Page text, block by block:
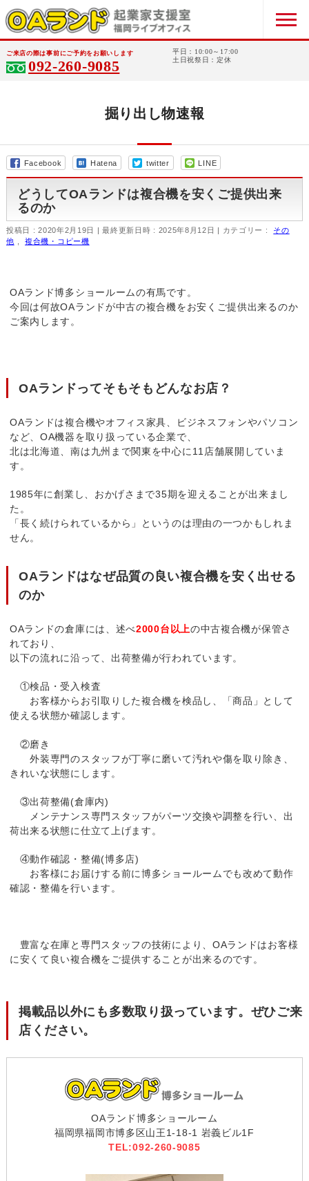
ご来店の際は事前にご予約をお願いします
092-260-9085
平日：10:00～17:00
土日祝祭日：定休
掘り出し物速報
Facebook Hatena twitter LINE
どうしてOAランドは複合機を安くご提供出来
るのか
投稿日 : 2020年2月19日 最終更新日時 : 2025年8月12日 カテゴリー :
その
他
複合機・コピー機
OAランド博多ショールームの有馬です。
今回は何故OAランドが中古の複合機をお安くご提供出来るのか
ご案内します。
OAランドってそもそもどんなお店？
OAランドは複合機やオフィス家具、ビジネスフォンやパソコン
など、OA機器を取り扱っている企業で、
北は北海道、南は九州まで関東を中心に11店舗展開していま
す。
1985年に創業し、おかげさまで35期を迎えることが出来まし
た。
「長く続けられているから」というのは理由の一つかもしれま
せん。
OAランドはなぜ品質の良い複合機を安く出せる
のか
OAランドの倉庫には、述べ2000台以上の中古複合機が保管さ
れており、
以下の流れに沿って、出荷整備が行われています。
①検品・受入検査
お客様からお引取りした複合機を検品し、「商品」として
使える状態か確認します。
②磨き
外装専門のスタッフが丁寧に磨いて汚れや傷を取り除き、
きれいな状態にします。
③出荷整備(倉庫内)
メンテナンス専門スタッフがパーツ交換や調整を行い、出
荷出来る状態に仕立て上げます。
④動作確認・整備(博多店)
お客様にお届けする前に博多ショールームでも改めて動作
確認・整備を行います。
豊富な在庫と専門スタッフの技術により、OAランドはお客様
に安くて良い複合機をご提供することが出来るのです。
掲載品以外にも多数取り扱っています。ぜひご来
店ください。
OAランド博多ショールーム
福岡県福岡市博多区山王1-18-1 岩義ビル1F
TEL:092-260-9085